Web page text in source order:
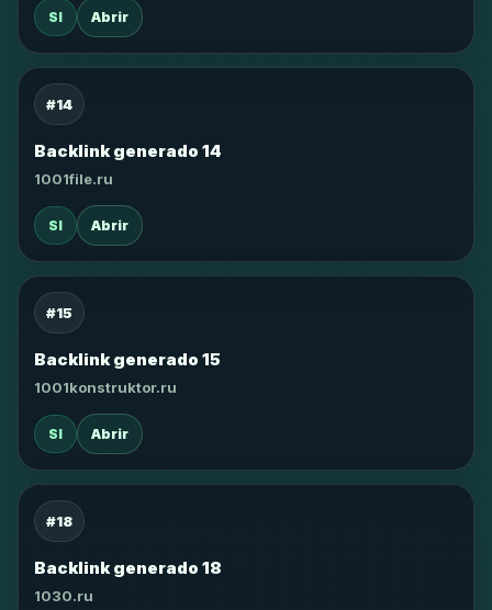
SI Abrir
#14
Backlink generado 14
1001file.ru
SI Abrir
#15
Backlink generado 15
1001konstruktor.ru
SI Abrir
#18
Backlink generado 18
1030.ru